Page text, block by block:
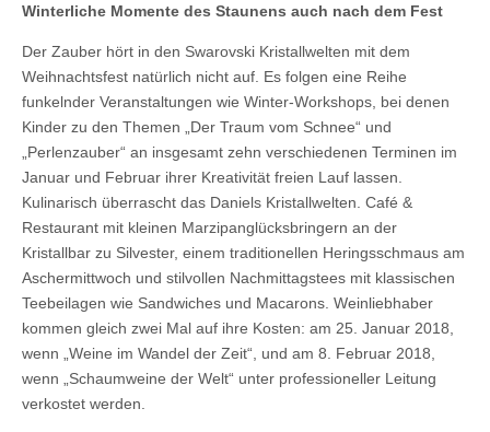
Winterliche Momente des Staunens auch nach dem Fest
Der Zauber hört in den Swarovski Kristallwelten mit dem
Weihnachtsfest natürlich nicht auf. Es folgen eine Reihe
funkelnder Veranstaltungen wie Winter-Workshops, bei denen
Kinder zu den Themen „Der Traum vom Schnee“ und
„Perlenzauber“ an insgesamt zehn verschiedenen Terminen im
Januar und Februar ihrer Kreativität freien Lauf lassen.
Kulinarisch überrascht das Daniels Kristallwelten. Café &
Restaurant mit kleinen Marzipanglücksbringern an der
Kristallbar zu Silvester, einem traditionellen Heringsschmaus am
Aschermittwoch und stilvollen Nachmittagstees mit klassischen
Teebeilagen wie Sandwiches und Macarons. Weinliebhaber
kommen gleich zwei Mal auf ihre Kosten: am 25. Januar 2018,
wenn „Weine im Wandel der Zeit“, und am 8. Februar 2018,
wenn „Schaumweine der Welt“ unter professioneller Leitung
verkostet werden.